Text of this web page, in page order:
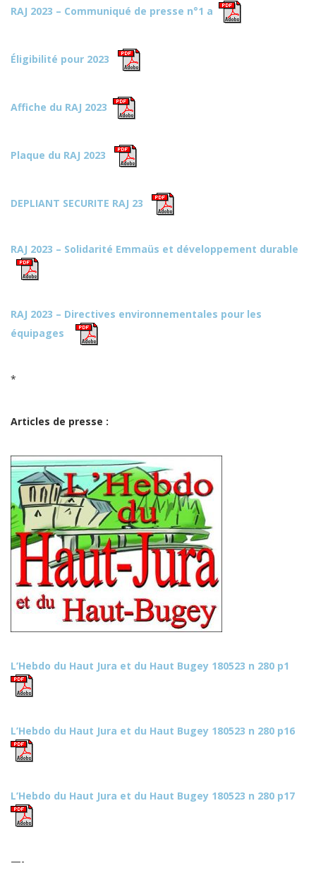
RAJ 2023 – Communiqué de presse n°1 a
Éligibilité pour 2023
Affiche du RAJ 2023
Plaque du RAJ 2023
DEPLIANT SECURITE RAJ 23
RAJ 2023 – Solidarité Emmaüs et développement durable
RAJ 2023 – Directives environnementales pour les
équipages
*
Articles de presse :
L’Hebdo du Haut Jura et du Haut Bugey 180523 n 280 p1
L’Hebdo du Haut Jura et du Haut Bugey 180523 n 280 p16
L’Hebdo du Haut Jura et du Haut Bugey 180523 n 280 p17
—-